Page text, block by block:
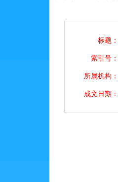
标题：
索引号：
所属机构：
成文日期：